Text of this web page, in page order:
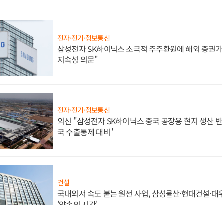
전자·전기·정보통신
삼성전자 SK하이닉스 소극적 주주환원에 해외 증권
지속성 의문"
전자·전기·정보통신
외신 "삼성전자 SK하이닉스 중국 공장용 현지 생산
국 수출통제 대비"
건설
국내외서 속도 붙는 원전 사업, 삼성물산·현대건설·